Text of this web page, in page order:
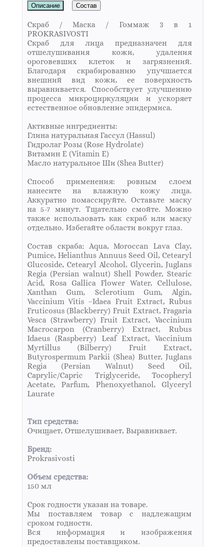
Описание Состав
Скраб / Маска / Гоммаж 3 в 1
PROKRASIVOSTI
Скраб для лица предназначен для
отшелушивания кожи, удаления
ороговевших клеток и загрязнений.
Благодаря скрабированию упучшается
внешний вид кожи, ее поверхность
выравнивается. Способствует улучшению
процесса микроциркуляции и ускоряет
естественное обновление эпидермиса.
Активные ингредиенты:
Глина натуральная Гассул (Hassul)
Гидролаг Розы (Rose Hydrolate)
Витамин E (Vitamin E)
Масло натуральное Ши (Shea Butter)
Способ применения: ровным слоем
нанесите на влажную кожу лица.
Аккуратно помассируйте. Оставьте маску
на 5-7 минут. Тщательно смойте. Можно
также использовать как скраб или маску
отдельно. Избегайте области вокруг глаз.
Состав скраба: Aqua, Moroccan Lava Clay,
Pumice, Helianthus Annuus Seed Oil, Cetearyl
Glucoside, Cetearyl Alcohol, Glycerin, Juglans
Regia (Persian walnut) Shell Powder, Stearic
Аcid, Rosa Gallica Flower Water, Cellulose,
Xanthan Gum, Sclerotium Gum, Algin,
Vaccinium Vitis –Idaea Fruit Extract, Rubus
Fruticosus (Blackberry) Fruit Extract, Fragaria
Vesca (Strawberry) Fruit Extract, Vaccinium
Macrocarpon (Cranberry) Extract, Rubus
Idaeus (Raspberry) Leaf Extract, Vaccinium
Myrtillus (Bilberry) Fruit Extract,
Butyrospermum Parkii (Shea) Butter, Juglans
Regia (Persian Walnut) Seed Oil,
Caprylic/Capric Triglyceride, Tocopheryl
Acetate, Parfum, Phenoxyethanol, Glyceryl
Laurate
Тип средства:
Очищает, Отшелушивает, Выравнивает.
Бренд:
Prokrasivosti
Объем средства:
150 мл
Срок годности указан на товаре.
Мы поставляем товар с надлежащим
сроком годности.
Вся информация и изображения
предоставлены поставщиком.